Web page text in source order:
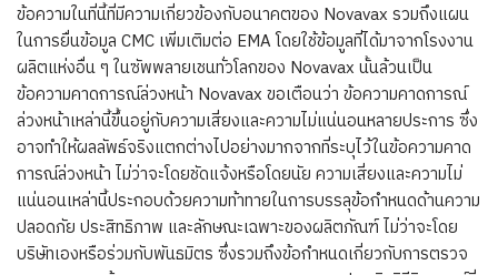
ข้อความในที่นี้ที่มีความเกี่ยวข้องกับอนาคตของ Novavax รวมถึงแผน
ในการยื่นข้อมูล CMC เพิ่มเติมต่อ EMA โดยใช้ข้อมูลที่ได้มาจากโรงงาน
ผลิตแห่งอื่น ๆ ในซัพพลายเชนทั่วโลกของ Novavax นั้นล้วนเป็น
ข้อความคาดการณ์ล่วงหน้า Novavax ขอเตือนว่า ข้อความคาดการณ์
ล่วงหน้าเหล่านี้ขึ้นอยู่กับความเสี่ยงและความไม่แน่นอนหลายประการ ซึ่ง
อาจทำให้ผลลัพธ์จริงแตกต่างไปอย่างมากจากที่ระบุไว้ในข้อความคาด
การณ์ล่วงหน้า ไม่ว่าจะโดยชัดแจ้งหรือโดยนัย ความเสี่ยงและความไม่
แน่นอนเหล่านี้ประกอบด้วยความท้าทายในการบรรลุข้อกำหนดด้านความ
ปลอดภัย ประสิทธิภาพ และลักษณะเฉพาะของผลิตภัณฑ์ ไม่ว่าจะโดย
บริษัทเองหรือร่วมกับพันธมิตร ซึ่งรวมถึงข้อกำหนดเกี่ยวกับการตรวจ